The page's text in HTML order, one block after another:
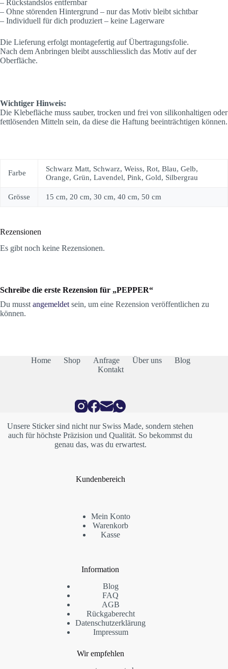
– Rückstandslos entfernbar
– Ohne störenden Hintergrund – nur das Motiv bleibt sichtbar
– Individuell für dich produziert – keine Lagerware
Die Lieferung erfolgt montagefertig auf Übertragungsfolie.
Nach dem Anbringen bleibt ausschliesslich das Motiv auf der
Oberfläche.
Wichtiger Hinweis:
Die Klebefläche muss sauber, trocken und frei von silikonhaltigen oder
fettlösenden Mitteln sein, da diese die Haftung beeinträchtigen können.
Farbe
Schwarz Matt, Schwarz, Weiss, Rot, Blau, Gelb,
Orange, Grün, Lavendel, Pink, Gold, Silbergrau
Grösse 15 cm, 20 cm, 30 cm, 40 cm, 50 cm
Rezensionen
Es gibt noch keine Rezensionen.
Schreibe die erste Rezension für „PEPPER“
Du musstangemeldetsein, um eine Rezension veröffentlichen zu
können.
Home Shop Anfrage Über uns
Blog
Kontakt
Unsere Sticker sind nicht nur Swiss Made, sondern stehen
auch für höchste Präzision und Qualität. So bekommst du
genau das, was du erwartest.
Kundenbereich
Mein Konto
Warenkorb
Kasse
Information
Blog
FAQ
AGB
Rückgaberecht
Datenschutzerklärung
Impressum
Wir empfehlen